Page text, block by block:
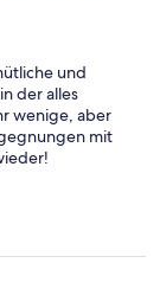
und
der alles
wenige, aber
mit